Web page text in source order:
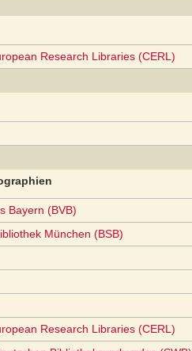
Research Libraries (CERL)
Bayern (BVB)
München (BSB)
Research Libraries (CERL)